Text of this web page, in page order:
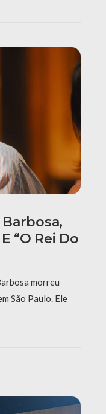
“O Rei Do
morreu
São Paulo. Ele